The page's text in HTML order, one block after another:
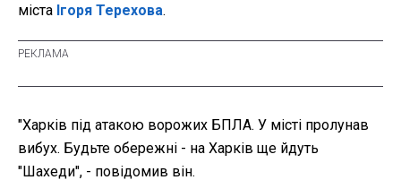
міста Ігоря Терехова.
"Харків під атакою ворожих БПЛА. У місті пролунав
вибух. Будьте обережні - на Харків ще йдуть
"Шахеди", - повідомив він.